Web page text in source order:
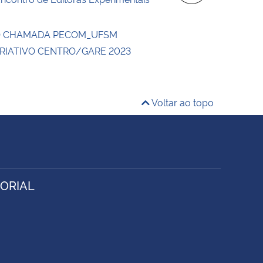
CHAMADA PECOM_UFSM
CENTRO/GARE 2023
Voltar ao topo